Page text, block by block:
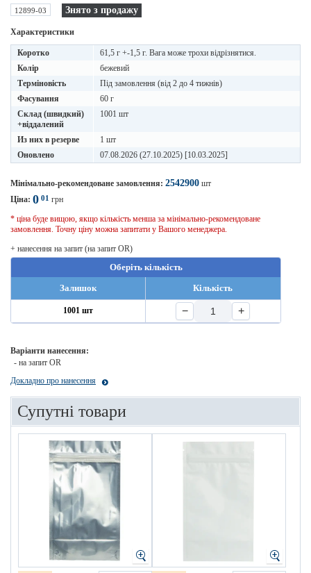
12899-03 Знято з продажу
Характеристики
Коротко
61,5 г +-1,5 г. Вага може трохи відрізнятися.
Колір
бежевий
Терміновість
Під замовлення (від 2 до 4 тижнів)
Фасування
60 г
Склад (швидкий)
+віддалений
1001 шт
Из них в резерве
1 шт
Оновлено
07.08.2026 (27.10.2025) [10.03.2025]
Мінімально-рекомендоване замовлення: 2542900 шт
Ціна: 0 01 грн
* ціна буде вищою, якщо кількість менша за мінімально-рекомендоване
замовлення. Точну ціну можна запитати у Вашого менеджера.
+ нанесення на запит (на запит OR)
Оберіть кількість
Залишок
Кількість
1001 шт − +
Варіанти нанесення:
- на запит OR
Докладно про нанесення
Супутні товари